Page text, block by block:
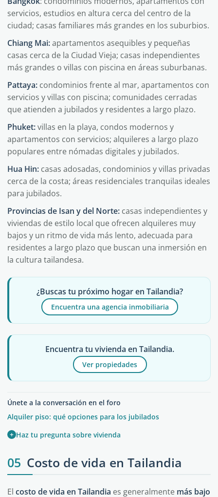
servicios, estudios en altura cerca del centro de la
ciudad; casas familiares más grandes en los suburbios.
Chiang Mai:apartamentos asequibles y pequeñas
casas cerca de la Ciudad Vieja; casas independientes
más grandes o villas con piscina en áreas suburbanas.
Pattaya: condominios frente al mar, apartamentos con
servicios y villas con piscina; comunidades cerradas
que atienden a jubilados y residentes a largo plazo.
Phuket:villas en la playa, condos modernos y
apartamentos con servicios; alquileres a largo plazo
populares entre nómadas digitales y jubilados.
Hua Hin: casas adosadas, condominios y villas privadas
cerca de la costa; áreas residenciales tranquilas ideales
para jubilados.
Provincias de Isan y del Norte: casas independientes y
viviendas de estilo local que ofrecen alquileres muy
bajos y un ritmo de vida más lento, adecuada para
residentes a largo plazo que buscan una inmersión en
la cultura tailandesa.
¿Buscas tu próximo hogar en Tailandia?
Encuentra una agencia inmobiliaria
Encuentra tu vivienda en Tailandia.
Ver propiedades
Únete a la conversación en el foro
Alquiler piso: qué opciones para los jubilados
+ Haz tu pregunta sobre vivienda
05 Costo de vida en Tailandia
El costo de vida en Tailandia es generalmente más bajo